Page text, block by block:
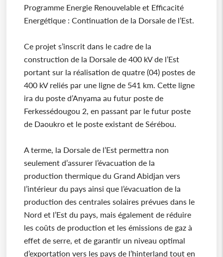
Programme Energie Renouvelable et Efficacité
Energétique : Continuation de la Dorsale de l’Est.
Ce projet s’inscrit dans le cadre de la
construction de la Dorsale de 400 kV de l’Est
portant sur la réalisation de quatre (04) postes de
400 kV reliés par une ligne de 541 km. Cette ligne
ira du poste d’Anyama au futur poste de
Ferkessédougou 2, en passant par le futur poste
de Daoukro et le poste existant de Sérébou.
A terme, la Dorsale de l’Est permettra non
seulement d’assurer l’évacuation de la
production thermique du Grand Abidjan vers
l’intérieur du pays ainsi que l’évacuation de la
production des centrales solaires prévues dans le
Nord et l’Est du pays, mais également de réduire
les coûts de production et les émissions de gaz à
effet de serre, et de garantir un niveau optimal
d’exportation vers les pays de l’hinterland tout en